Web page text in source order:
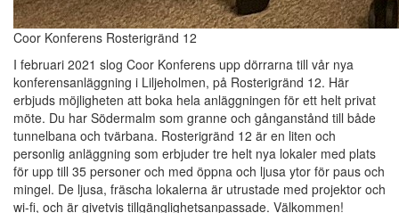
Coor Konferens Rosterigränd 12
I februari 2021 slog Coor Konferens upp dörrarna till vår nya
konferensanläggning i Liljeholmen, på Rosterigränd 12. Här
erbjuds möjligheten att boka hela anläggningen för ett helt privat
möte. Du har Södermalm som granne och gånganstånd till både
tunnelbana och tvärbana. Rosterigränd 12 är en liten och
personlig anläggning som erbjuder tre helt nya lokaler med plats
för upp till 35 personer och med öppna och ljusa ytor för paus och
mingel. De ljusa, fräscha lokalerna är utrustade med projektor och
wi-fi, och är givetvis tillgänglighetsanpassade. Välkommen!